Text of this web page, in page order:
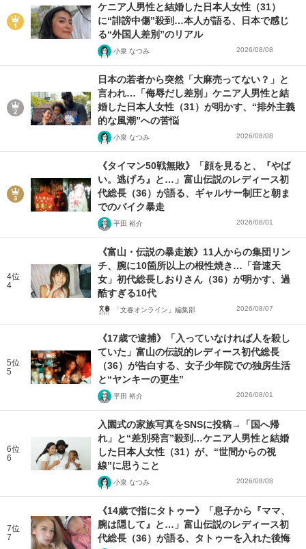
ケニア人男性と結婚した日本人女性（31）
に“誹謗中傷”殺到…本人が語る、日本で感じ
る“外国人差別”のリアル
小泉 なつみ 2026/08/08
日本の若者から突然「大麻売ってない？」と
言われ…「侮辱だし差別」ケニア人男性と結
婚した日本人女性（31）が明かす、“排外主義
的な風潮”への苦悩
小泉 なつみ 2026/08/08
《タイマン50戦無敗》「顔を見ると、『やば
い。逃げろ』と…」富山伝説のレディース初
代総長（36）が語る、ギャルサー制圧と朝ま
でのバイク暴走
平田 裕介 2026/08/01
4位
4
《富山・伝説の暴走族》11人からの集団リン
チ、腕に10箇所以上の根性焼き…「音速天
女」初代総長しおりさん（36）が明かす、過
酷すぎる10代
「文春オンライン」編集部 2026/08/07
5位
5
《17歳で逮捕》「入っていなければ人を殺し
ていた」富山の伝説的レディース初代総長
（36）が告白する、女子少年院での独房生活
と“ヤンキーの更生”
平田 裕介 2026/08/01
6位
6
入園式の家族写真をSNSに投稿→「国へ帰
れ」と“差別発言”殺到…ケニア人男性と結婚
した日本人女性（31）が、“世間からの視
線”に思うこと
小泉 なつみ 2026/08/08
7位
7
《14歳で指にタトゥー》「息子から『ママ、
腕は隠して』と…」富山伝説のレディース初
代総長（36）が語る、タトゥーを入れた後悔